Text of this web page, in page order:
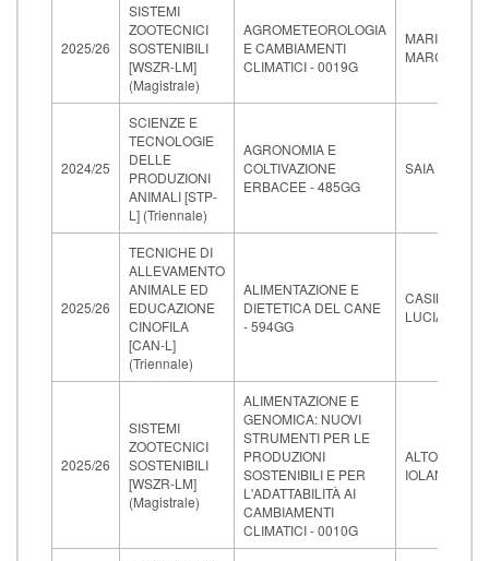
2025/26
SISTEMI
ZOOTECNICI
SOSTENIBILI
[WSZR-LM]
(Magistrale)
AGROMETEOROLOGIA
E CAMBIAMENTI
CLIMATICI - 0019G
MARIOTTI
MARCO
2024/25
SCIENZE E
TECNOLOGIE
DELLE
PRODUZIONI
ANIMALI [STP-
L] (Triennale)
AGRONOMIA E
COLTIVAZIONE
ERBACEE - 485GG
SAIA SERGIO
2025/26
TECNICHE DI
ALLEVAMENTO
ANIMALE ED
EDUCAZIONE
CINOFILA
[CAN-L]
(Triennale)
ALIMENTAZIONE E
DIETETICA DEL CANE
- 594GG
CASINI
LUCIA
2025/26
SISTEMI
ZOOTECNICI
SOSTENIBILI
[WSZR-LM]
(Magistrale)
ALIMENTAZIONE E
GENOMICA: NUOVI
STRUMENTI PER LE
PRODUZIONI
SOSTENIBILI E PER
L'ADATTABILITÀ AI
CAMBIAMENTI
CLIMATICI - 0010G
ALTOMONTE
IOLANDA